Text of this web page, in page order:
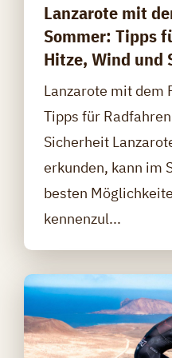
Lanzarote mit
Sommer: Tipps
Hitze, Wind und
Lanzarote mit dem
Tipps für
Sicherheit
erkunden, kann im
besten
kennenzul...